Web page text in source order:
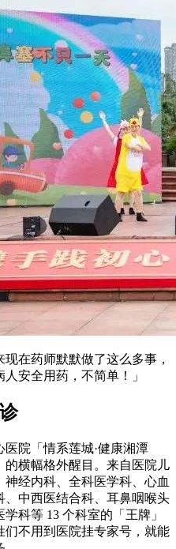
在药师默默做了这么多事，
安全用药，不简单！」
院「情系莲城·健康湘潭
的横幅格外醒目。来自医院儿
经内科、全科医学科、心血
中西医结合科、耳鼻咽喉头
科等 13 个科室的「王牌」
不用到医院挂专家号，就能